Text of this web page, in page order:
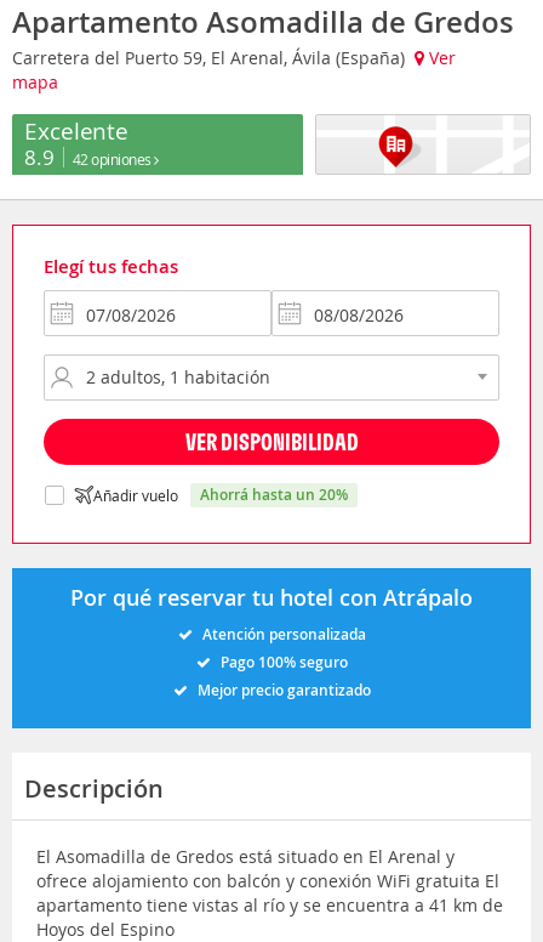
Apartamento Asomadilla de Gredos
Carretera del Puerto 59, El Arenal, Ávila (España)
Ver
mapa
Excelente
8.9 42 opiniones
Elegí tus fechas
VER DISPONIBILIDAD
Añadir vuelo ahorrá hasta un 20%
Por qué reservar tu hotel con Atrápalo
Atención personalizada
Pago 100% seguro
Mejor precio garantizado
Descripción
El Asomadilla de Gredos está situado en El Arenal y
ofrece alojamiento con balcón y conexión WiFi gratuita El
apartamento tiene vistas al río y se encuentra a 41 km de
Hoyos del Espino